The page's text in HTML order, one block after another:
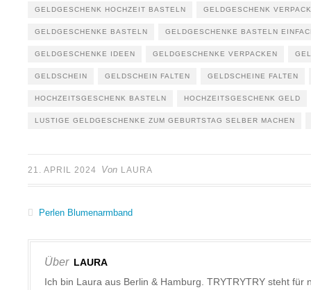
GELDGESCHENK HOCHZEIT BASTELN GELDGESCHENK
GELDGESCHENKE BASTELN GELDGESCHENKE BASTELN
GELDGESCHENKE IDEEN GELDGESCHENKE VERPACKEN
GELDSCHEIN GELDSCHEIN FALTEN GELDSCHEINE FALTEN
HOCHZEITSGESCHENK BASTELN HOCHZEITSGESCHENK GELD
LUSTIGE GELDGESCHENKE ZUM GEBURTSTAG SELBER MACHEN
21. APRIL 2024 Von LAURA
Perlen Blumenarmband
Über LAURA
Ich bin Laura aus Berlin & Hamburg. TRYTRYTRY steht